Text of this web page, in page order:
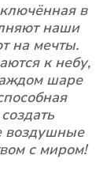
в
наши
на мечты.
к небу,
шаре
воздушные
с миром!